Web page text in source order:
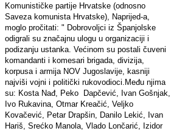
Komunističke partije Hrvatske (odnosno
Saveza komunista Hrvatske), Naprijed-a,
moglo pročitati: " Dobrovoljci iz Španjolske
odigrali su značajnu ulogu u organizaciji i
podizanju ustanka. Većinom su postali čuveni
komandanti i komesari brigada, divizija,
korpusa i armija NOV Jugoslavije, kasniji
najviši vojni i politički rukovodioci.Među njima
su: Kosta Nađ, Peko Dapčević, Ivan Gošnjak,
Ivo Rukavina, Otmar Kreačić, Veljko
Kovačević, Petar Drapšin, Danilo Lekić, Ivan
Hariš, Srećko Manola, Vlado Lončarić, Izidor